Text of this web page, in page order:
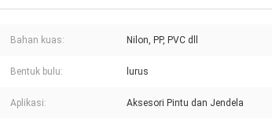
Bahan kuas: Nilon, PP, PVC dll
Bentuk bulu: lurus
Aplikasi: Aksesori Pintu dan Jendela